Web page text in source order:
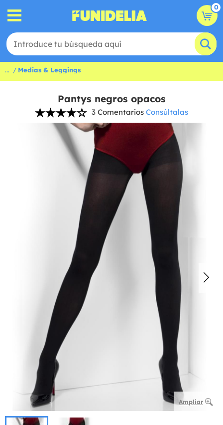
0
... Medias & Leggings
Pantys negros opacos
3 Comentarios Consúltalas
Ampliar